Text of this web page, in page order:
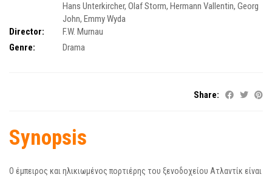
Hans Unterkircher, Olaf Storm, Hermann Vallentin, Georg
John, Emmy Wyda
Director:
F.W. Murnau
Genre:
Drama
Share:
Synopsis
Ο έμπειρος και ηλικιωμένος πορτιέρης του ξενοδοχείου Ατλαντίκ είναι